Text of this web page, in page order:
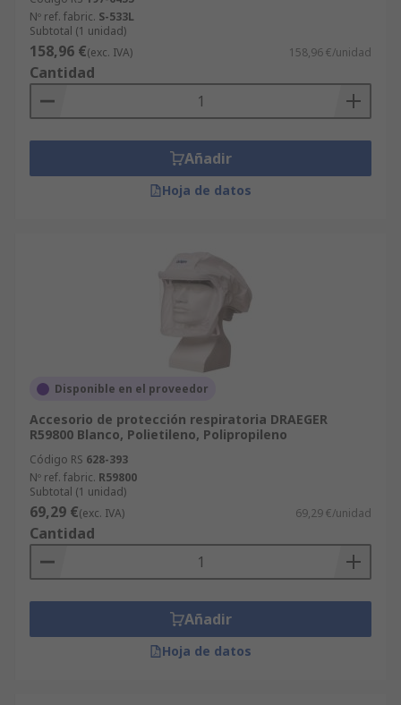
Nº ref. fabric. S-533L
Subtotal (1 unidad)
158,96 €(exc. IVA) 158,96 €/unidad
Cantidad
Añadir
Hoja de datos
Disponible en el proveedor
Accesorio de protección respiratoria DRAEGER
R59800 Blanco, Polietileno, Polipropileno
Código RS 628-393
Nº ref. fabric. R59800
Subtotal (1 unidad)
69,29 €(exc. IVA) 69,29 €/unidad
Cantidad
Añadir
Hoja de datos